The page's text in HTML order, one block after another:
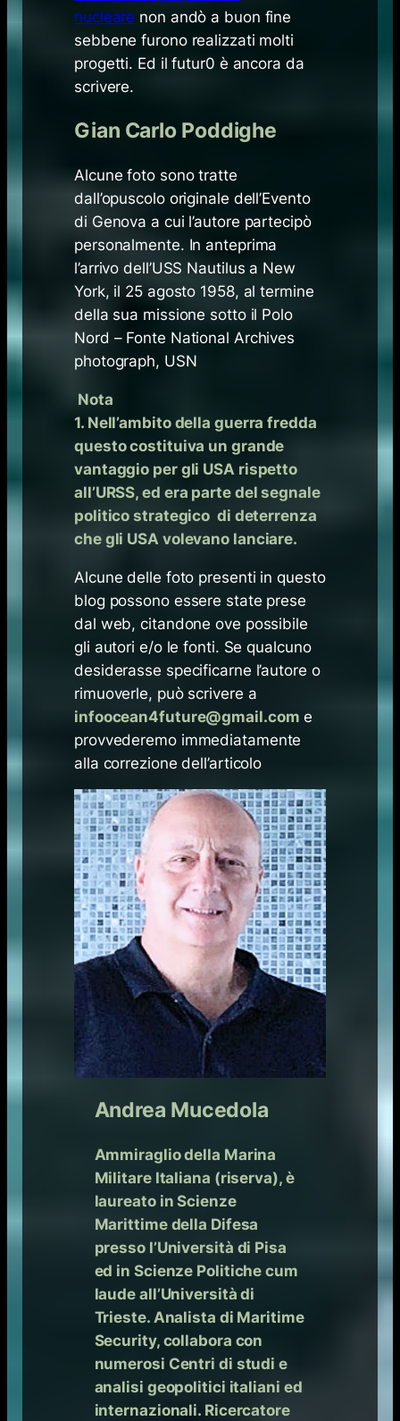
nucleare non andò a buon fine
sebbene furono realizzati molti
progetti. Ed il futur0 è ancora da
scrivere.
Gian Carlo Poddighe
Alcune foto sono tratte
dall’opuscolo originale dell’Evento
di Genova a cui l’autore partecipò
personalmente. In anteprima
l’arrivo dell’USS Nautilus a New
York, il 25 agosto 1958, al termine
della sua missione sotto il Polo
Nord – Fonte National Archives
photograph, USN
Nota
1. Nell’ambito della guerra fredda
questo costituiva un grande
vantaggio per gli USA rispetto
all’URSS, ed era parte del segnale
politico strategico di deterrenza
che gli USA volevano lanciare.
Alcune delle foto presenti in questo
blog possono essere state prese
dal web, citandone ove possibile
gli autori e/o le fonti. Se qualcuno
desiderasse specificarne l’autore o
rimuoverle, può scrivere a
infoocean4future@gmail.com e
provvederemo immediatamente
alla correzione dell’articolo
Andrea Mucedola
Ammiraglio della Marina
Militare Italiana (riserva), è
laureato in Scienze
Marittime della Difesa
presso l’Università di Pisa
ed in Scienze Politiche cum
laude all’Università di
Trieste. Analista di Maritime
Security, collabora con
numerosi Centri di studi e
analisi geopolitici italiani ed
internazionali. Ricercatore